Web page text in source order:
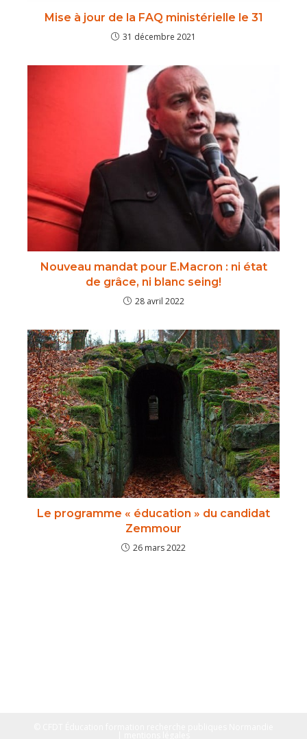
Mise à jour de la FAQ ministérielle le 31
31 décembre 2021
Nouveau mandat pour E.Macron : ni état
de grâce, ni blanc seing!
28 avril 2022
Le programme « éducation » du candidat
Zemmour
26 mars 2022